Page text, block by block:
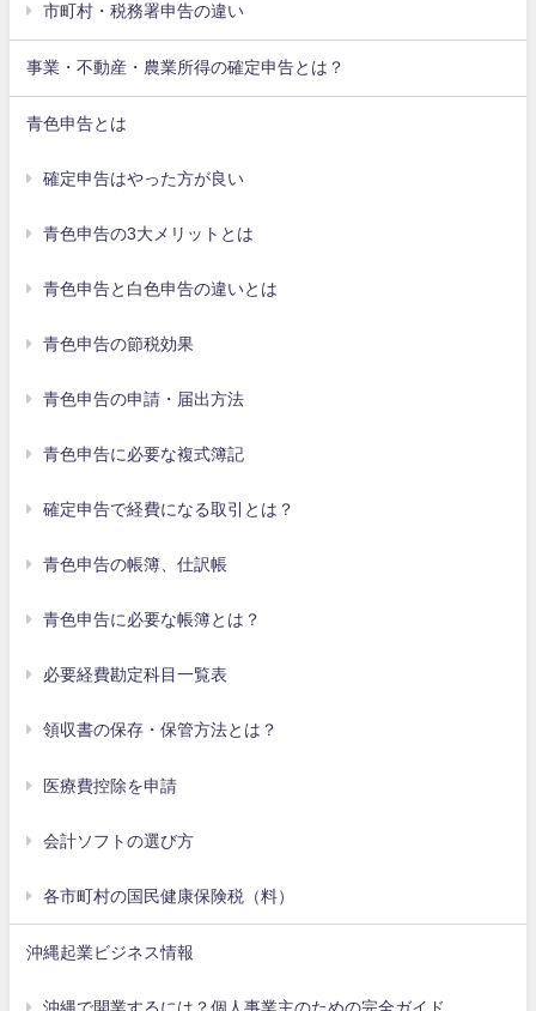
市町村・税務署申告の違い
事業・不動産・農業所得の確定申告とは？
青色申告とは
確定申告はやった方が良い
青色申告の3大メリットとは
青色申告と白色申告の違いとは
青色申告の節税効果
青色申告の申請・届出方法
青色申告に必要な複式簿記
確定申告で経費になる取引とは？
青色申告の帳簿、仕訳帳
青色申告に必要な帳簿とは？
必要経費勘定科目一覧表
領収書の保存・保管方法とは？
医療費控除を申請
会計ソフトの選び方
各市町村の国民健康保険税（料）
沖縄起業ビジネス情報
沖縄で開業するには？個人事業主のための完全ガイド